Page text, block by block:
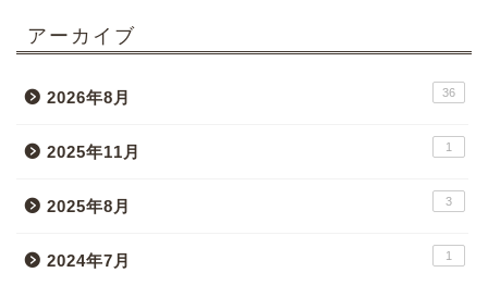
アーカイブ
2026年8月 36
2025年11月 1
2025年8月 3
2024年7月 1